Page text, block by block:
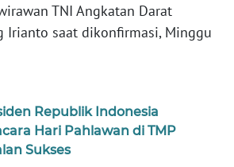
TNI Angkatan Darat
Irianto saat dikonfirmasi, Minggu
Republik Indonesia
Hari Pahlawan di TMP
Sukses